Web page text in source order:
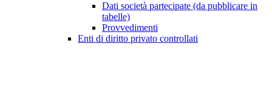
Dati società partecipate (da pubblicare in
tabelle)
Provvedimenti
Enti di diritto privato controllati